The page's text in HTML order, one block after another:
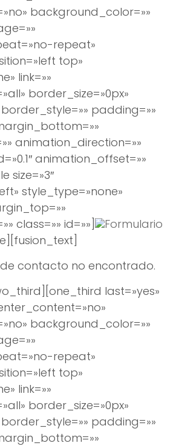
background_color=»»
repeat»
top»
link=»»
border_size=»0px»
padding=»»
animation_direction=»»
animation_offset=»»
size=»3″
style_type=»none»
class=»» id=»»]
Formulario
contacto no encontrado.
last=»yes»
background_color=»»
repeat»
top»
link=»»
border_size=»0px»
padding=»»